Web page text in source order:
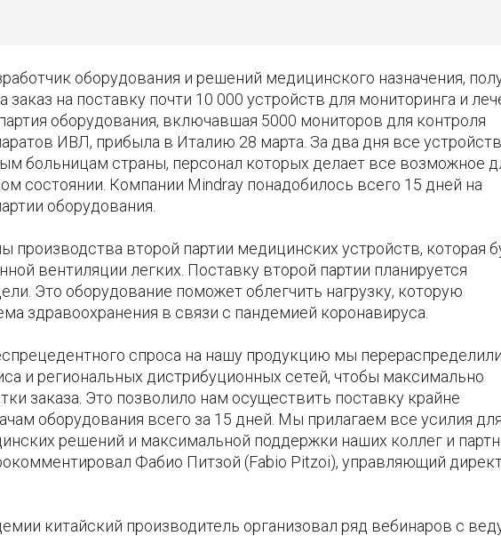
оборудования и решений медицинского назначения,
заказ на поставку почти 10 000 устройств для мониторинга и
оборудования, включавшая 5000 мониторов для контроля
ИВЛ, прибыла в Италию 28 марта. За два дня все
больницам страны, персонал которых делает все возможное
состоянии. Компании Mindray понадобилось всего 15 дней на
оборудования.
производства второй партии медицинских устройств, которая
вентиляции легких. Поставку второй партии планируется
Это оборудование поможет облегчить нагрузку, которую
здравоохранения в связи с пандемией коронавируса.
спроса на нашу продукцию мы перераспределили
и региональных дистрибуционных сетей, чтобы максимально
заказа. Это позволило нам осуществить поставку крайне
оборудования всего за 15 дней. Мы прилагаем все усилия для
решений и максимальной поддержки наших коллег и
Фабио Питзой (Fabio Pitzoi), управляющий
китайский производитель организовал ряд вебинаров с